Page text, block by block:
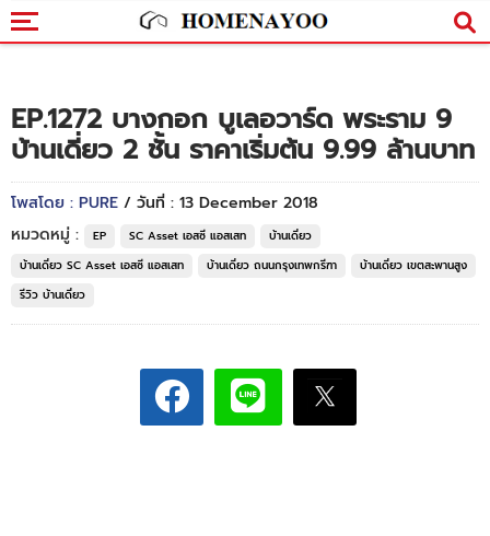
EP.1272 บางกอก บูเลอวาร์ด พระราม 9
บ้านเดี่ยว 2 ชั้น ราคาเริ่มต้น 9.99 ล้านบาท
โพสโดย : PURE / วันที่ : 13 December 2018
หมวดหมู่ :
EP SC Asset เอสซี แอสเสท
บ้านเดี่ยว
บ้านเดี่ยว SC Asset เอสซี แอสเสท
บ้านเดี่ยว ถนนกรุงเทพกรีฑา
บ้านเดี่ยว เขตสะพานสูง
รีวิว บ้านเดี่ยว